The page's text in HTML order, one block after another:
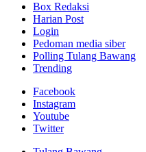
Box Redaksi
Harian Post
Login
Pedoman media siber
Polling Tulang Bawang
Trending
Facebook
Instagram
Youtube
Twitter